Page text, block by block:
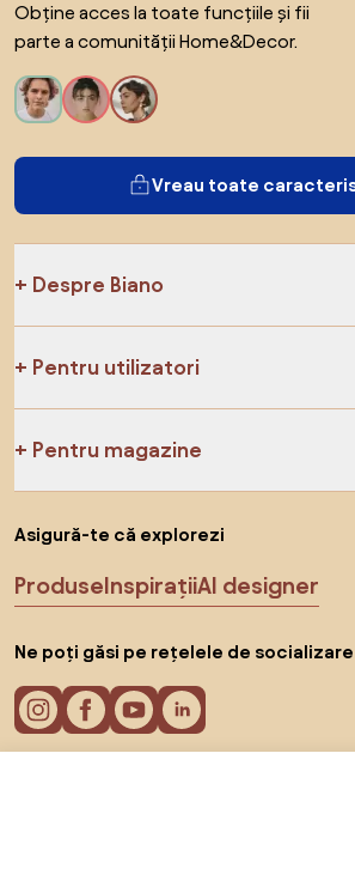
Obține acces la toate funcțiile și fii
parte a comunității Home&Decor.
Vreau toate
Despre Biano
Pentru utilizatori
Pentru magazine
Asigură-te că explorezi
ProduseInspirațiiAI designer
Ne poți găsi pe rețelele de socializare